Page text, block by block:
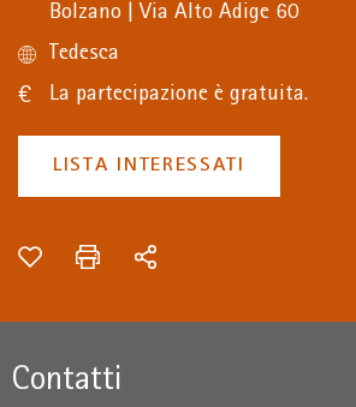
Bolzano | Via Alto Adige 60
Tedesca
La partecipazione è gratuita.
LISTA INTERESSATI
Contatti